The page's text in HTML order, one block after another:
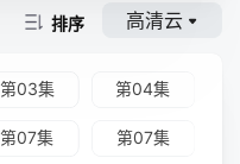
排序 高清云
第03集 第04集
第07集 第07集